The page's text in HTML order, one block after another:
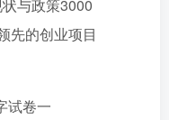
试卷一